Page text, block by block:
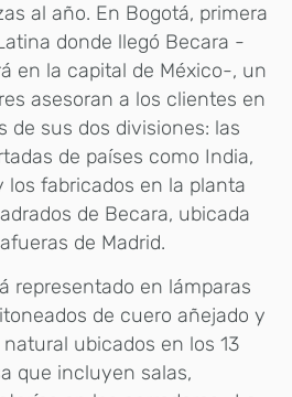
al año. En Bogotá, primera
donde llegó Becara -
en la capital de México-, un
asesoran a los clientes en
de sus dos divisiones: las
de países como India,
los fabricados en la planta
de Becara, ubicada
de Madrid.
representado en lámparas
de cuero añejado y
ubicados en los 13
que incluyen salas,